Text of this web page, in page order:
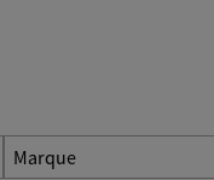
Marque